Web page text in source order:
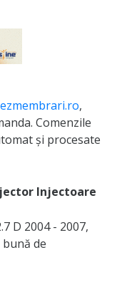
,
Comenzile
și procesate
Injectoare
D 2004 - 2007,
de